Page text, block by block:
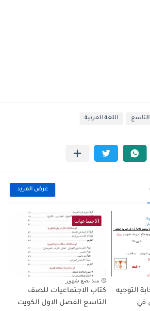
اللغة العربية
عرض المزيد
التوجيه
في
الاجتماعيات
منذ بضع شهور
كتاب الاجتماعيات للصف
التاسع الفصل الاول الكويت